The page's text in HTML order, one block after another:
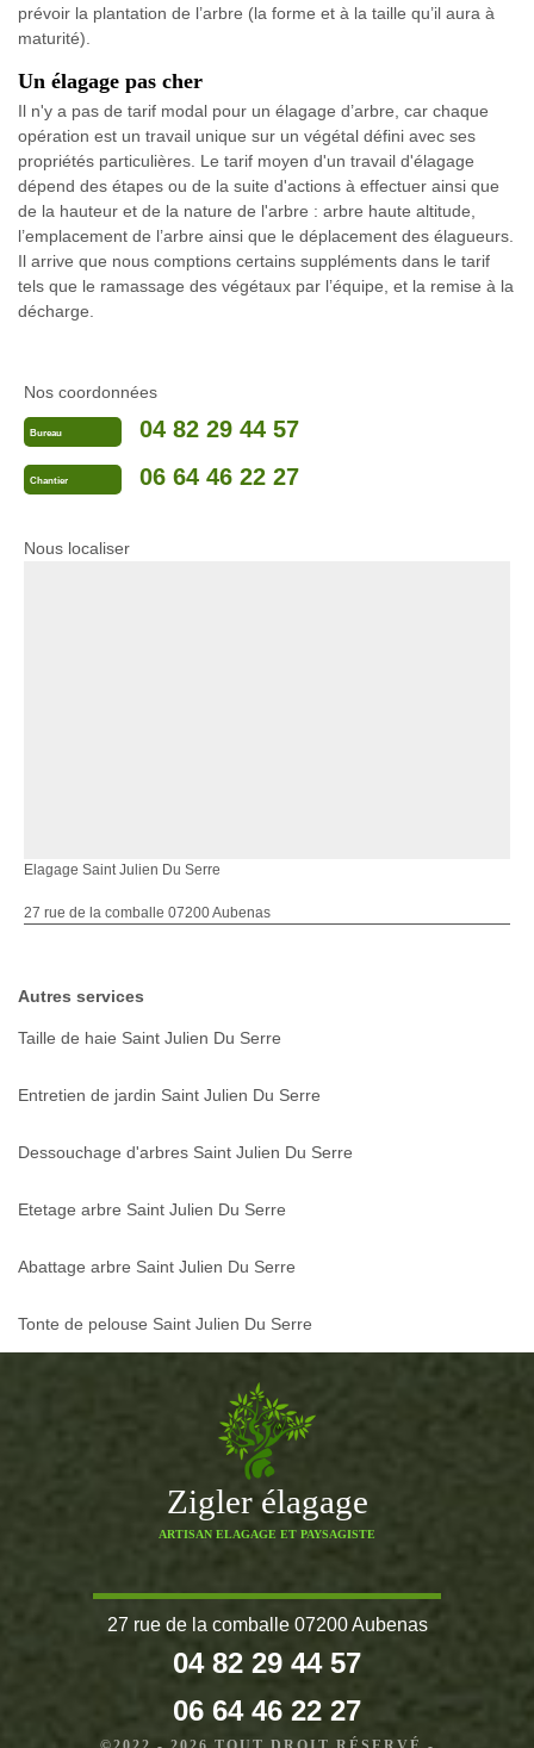
prévoir la plantation de l’arbre (la forme et à la taille qu’il aura à
maturité).
Un élagage pas cher
Il n'y a pas de tarif modal pour un élagage d’arbre, car chaque
opération est un travail unique sur un végétal défini avec ses
propriétés particulières. Le tarif moyen d'un travail d'élagage
dépend des étapes ou de la suite d'actions à effectuer ainsi que
de la hauteur et de la nature de l'arbre : arbre haute altitude,
l’emplacement de l’arbre ainsi que le déplacement des élagueurs.
Il arrive que nous comptions certains suppléments dans le tarif
tels que le ramassage des végétaux par l’équipe, et la remise à la
décharge.
Nos coordonnées
Bureau 04 82 29 44 57
Chantier 06 64 46 22 27
Nous localiser
Elagage Saint Julien Du Serre
27 rue de la comballe 07200 Aubenas
Autres services
Taille de haie Saint Julien Du Serre
Entretien de jardin Saint Julien Du Serre
Dessouchage d'arbres Saint Julien Du Serre
Etetage arbre Saint Julien Du Serre
Abattage arbre Saint Julien Du Serre
Tonte de pelouse Saint Julien Du Serre
Zigler élagage
ARTISAN ELAGAGE ET PAYSAGISTE
27 rue de la comballe 07200 Aubenas
04 82 29 44 57
06 64 46 22 27